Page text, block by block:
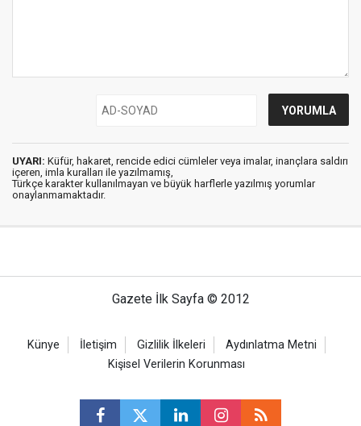
UYARI: Küfür, hakaret, rencide edici cümleler veya imalar, inançlara saldırı
içeren, imla kuralları ile yazılmamış,
Türkçe karakter kullanılmayan ve büyük harflerle yazılmış yorumlar
onaylanmamaktadır.
Gazete İlk Sayfa © 2012
Künye İletişim Gizlilik İlkeleri
Aydınlatma Metni
Kişisel Verilerin Korunması